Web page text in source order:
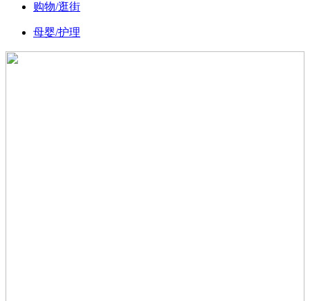
购物/逛街
母婴/护理